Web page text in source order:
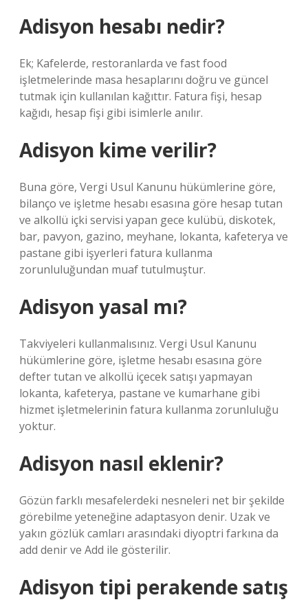
Adisyon hesabı nedir?
Ek; Kafelerde, restoranlarda ve fast food
işletmelerinde masa hesaplarını doğru ve güncel
tutmak için kullanılan kağıttır. Fatura fişi, hesap
kağıdı, hesap fişi gibi isimlerle anılır.
Adisyon kime verilir?
Buna göre, Vergi Usul Kanunu hükümlerine göre,
bilanço ve işletme hesabı esasına göre hesap tutan
ve alkollü içki servisi yapan gece kulübü, diskotek,
bar, pavyon, gazino, meyhane, lokanta, kafeterya ve
pastane gibi işyerleri fatura kullanma
zorunluluğundan muaf tutulmuştur.
Adisyon yasal mı?
Takviyeleri kullanmalısınız. Vergi Usul Kanunu
hükümlerine göre, işletme hesabı esasına göre
defter tutan ve alkollü içecek satışı yapmayan
lokanta, kafeterya, pastane ve kumarhane gibi
hizmet işletmelerinin fatura kullanma zorunluluğu
yoktur.
Adisyon nasıl eklenir?
Gözün farklı mesafelerdeki nesneleri net bir şekilde
görebilme yeteneğine adaptasyon denir. Uzak ve
yakın gözlük camları arasındaki diyoptri farkına da
add denir ve Add ile gösterilir.
Adisyon tipi perakende satış